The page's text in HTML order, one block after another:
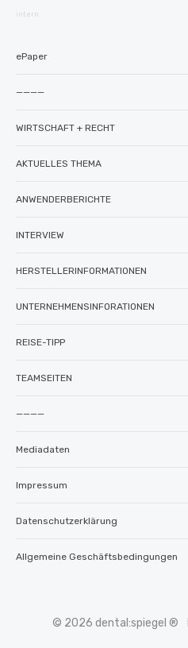
intern
ePaper
————
WIRTSCHAFT + RECHT
AKTUELLES THEMA
ANWENDERBERICHTE
INTERVIEW
HERSTELLERINFORMATIONEN
UNTERNEHMENSINFORATIONEN
REISE-TIPP
TEAMSEITEN
————
Mediadaten
Impressum
Datenschutzerklärung
Allgemeine Geschäftsbedingungen
© 2026 dental:spiegel ®